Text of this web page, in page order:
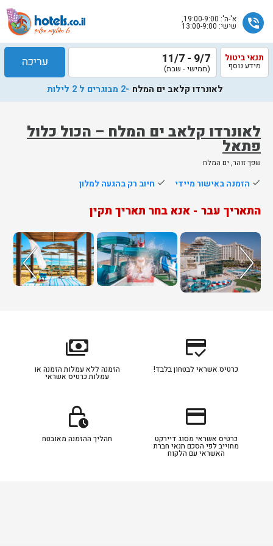
phone_in_talk א'-ה': 19:00-9:00,
שישי: 13:00-9:00
לאונרדו קלאב ים המלח – הכול כלול
פתאל
שפך זוהר, ים המלח
תנאי ביטול
מידע נוסף 9/7 - 11/7
(חמישי - שבת) עריכה
לאונרדו קלאב ים המלח -2 מבוגרים ל 2 לילות
done הזמנה באישור מיידי done חיוב רק בהגעה למלון
התאריך עבר - אנא בחר תאריך תקין
שלח
נציג
יחזור
אליך
בשעות
הפעילות
credit_score
כרטיס אשראי לבטחון בלבד!
payments
הזמנה ללא עמלות הזמנה או
עמלות כרטיס אשראי
credit_card
כרטיס אשראי מסוג דיירקט
מחוייב לפי הסכם תנאי חברת
האשראי עם הלקוח
lock_clock
תהליך ההזמנה מאובטח